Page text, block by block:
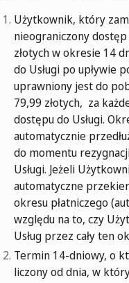
Użytkownik, który
nieograniczony
złotych w okresie 14
do Usługi po upływie
uprawniony jest do
79,99 złotych, za
dostępu do Usługi.
automatycznie
do momentu
Usługi. Jeżeli
automatyczne
okresu płatniczego
względu na to, czy
Usług przez cały ten
Termin 14-dniowy, o
liczony od dnia, w